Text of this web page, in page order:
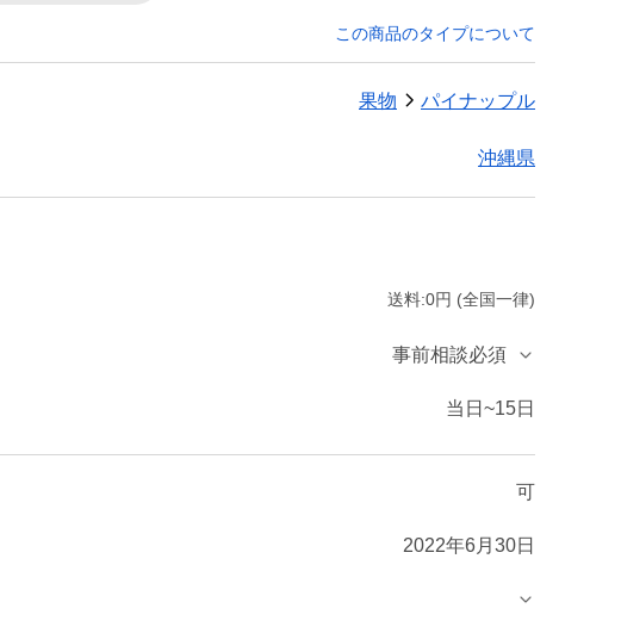
この商品のタイプについて
果物 パイナップル
沖縄県
送料:0円 (全国一律)
事前相談必須
当日~15日
可
2022年6月30日